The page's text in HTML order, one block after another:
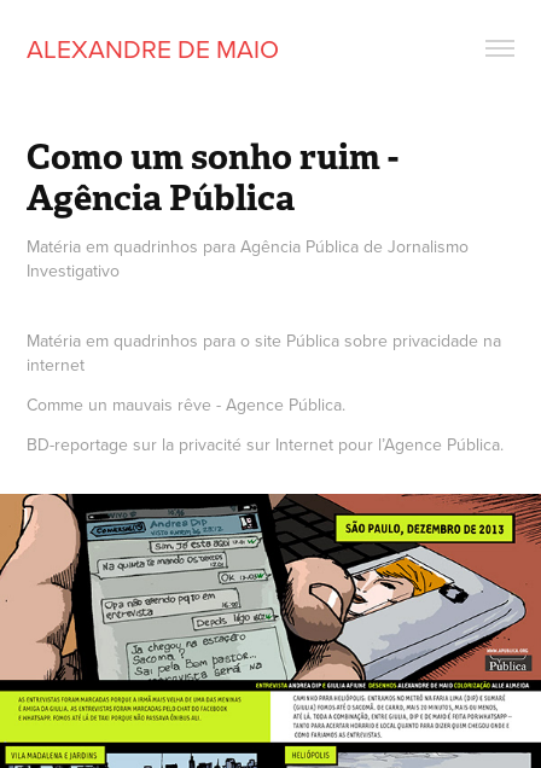
ALEXANDRE DE MAIO
Como um sonho ruim -
Agência Pública
Matéria em quadrinhos para Agência Pública de Jornalismo
Investigativo
Matéria em quadrinhos para o site Pública sobre privacidade na
internet
Comme un mauvais rêve - Agence Pública.
BD-reportage sur la privacité sur Internet pour l’Agence Pública.